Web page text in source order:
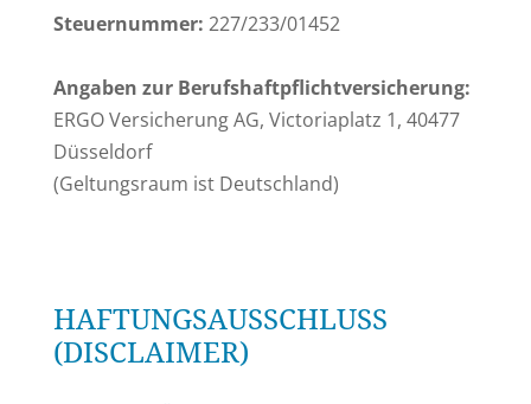
Steuernummer: 227/233/01452
Angaben zur Berufshaftpflichtversicherung:
ERGO Versicherung AG, Victoriaplatz 1, 40477
Düsseldorf
(Geltungsraum ist Deutschland)
HAFTUNGSAUSSCHLUSS
(DISCLAIMER)